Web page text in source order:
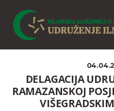
DELAGACIJA
RAMAZANSKOJ